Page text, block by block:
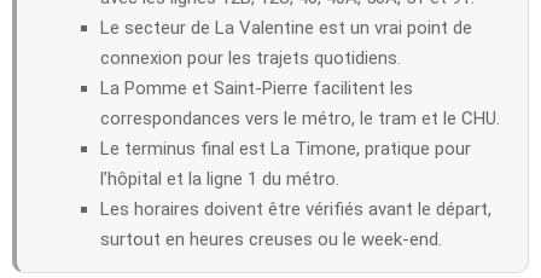
Le secteur de La Valentine est un vrai point de
connexion pour les trajets quotidiens.
La Pomme et Saint-Pierre facilitent les
correspondances vers le métro, le tram et le CHU.
Le terminus final est La Timone, pratique pour
l’hôpital et la ligne 1 du métro.
Les horaires doivent être vérifiés avant le départ,
surtout en heures creuses ou le week-end.